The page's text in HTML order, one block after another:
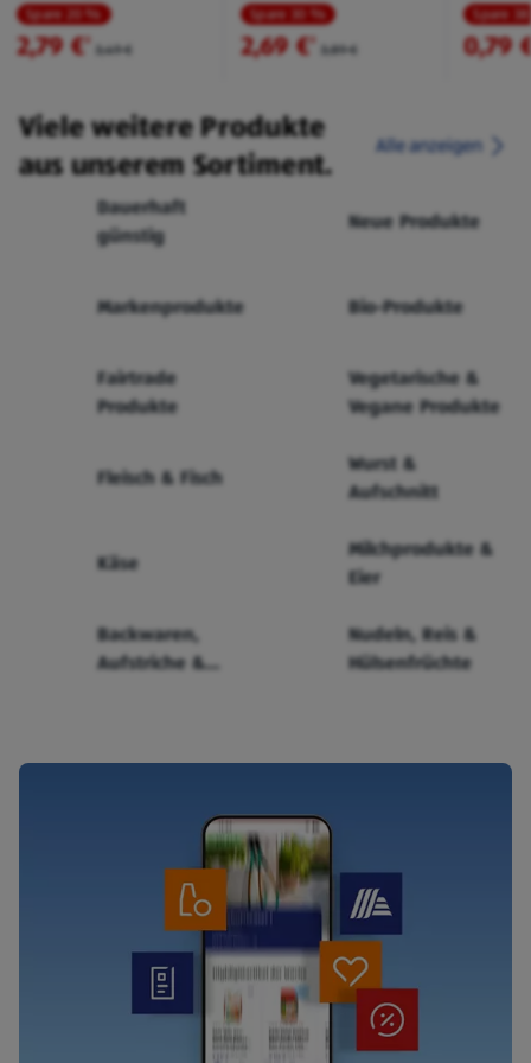
Spare 20 %
2,79 €² 3,49 €
Spare 30 %
2,69 €² 3,89 €
Spare
0,79
Viele weitere Produkte
aus unserem Sortiment.
Alle anzeigen
Dauerhaft
günstig
Neue Produkte
Markenprodukte Bio-Produkte
Fairtrade
Produkte
Vegetarische &
Vegane Produkte
Fleisch & Fisch
Wurst &
Aufschnitt
Käse
Milchprodukte &
Eier
Backwaren,
Aufstriche &
Nudeln, Reis &
Hülsenfrüchte